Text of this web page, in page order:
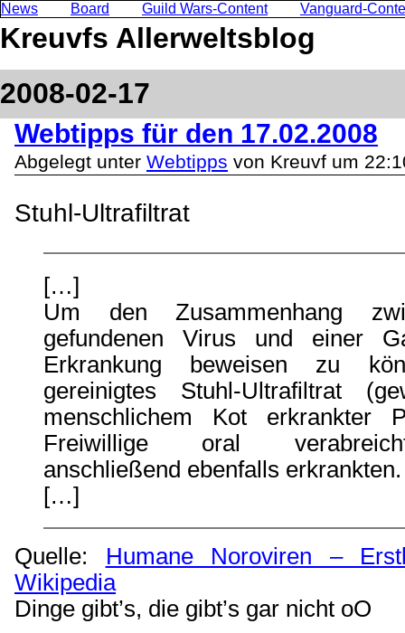
News Board Guild Wars-Content Vanguard-
Kreuvfs Allerweltsblog
2008-02-17
Webtipps für den 17.02.2008
Abgelegt unter Webtipps von Kreuvf um
Stuhl-Ultrafiltrat
[…]
Um den Zusammenhang
gefundenen Virus und einer
Erkrankung beweisen zu
gereinigtes Stuhl-Ultrafiltrat
menschlichem Kot erkrankter
Freiwillige oral
anschließend ebenfalls erkrankten.
[…]
Quelle: Humane Noroviren –
Wikipedia
Dinge gibt’s, die gibt’s gar nicht oO